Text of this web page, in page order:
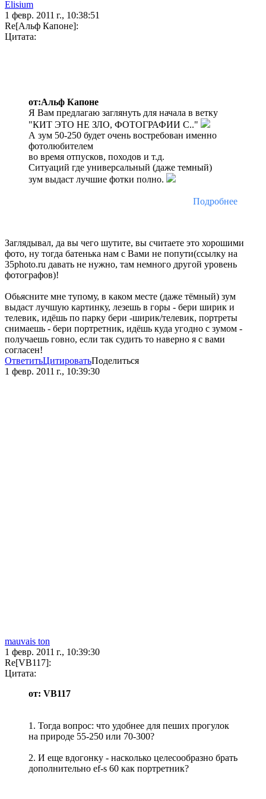
Elisium
1 февр. 2011 г., 10:38:51
Re[Альф Капоне]:
Цитата:
от:Альф Капоне
Я Вам предлагаю заглянуть для начала в ветку
"КИТ ЭТО НЕ ЗЛО, ФОТОГРАФИИ С.."
А зум 50-250 будет очень востребован именно
фотолюбителем
во время отпусков, походов и т.д.
Ситуаций где универсальный (даже темный)
зум выдаст лучшие фотки полно.
Подробнее
Заглядывал, да вы чего шутите, вы считаете это хорошими
фото, ну тогда батенька нам с Вами не попути(ссылку на
35photo.ru давать не нужно, там немного другой уровень
фотографов)!
Обьясните мне тупому, в каком месте (даже тёмный) зум
выдаст лучшую картинку, лезешь в горы - бери ширик и
телевик, идёшь по парку бери -ширик/телевик, портреты
снимаешь - бери портретник, идёшь куда угодно с зумом -
получаешь говно, если так судить то наверно я с вами
согласен!
ОтветитьЦитироватьПоделиться
1 февр. 2011 г., 10:39:30
mauvais ton
1 февр. 2011 г., 10:39:30
Re[VB117]:
Цитата:
от: VB117
1. Тогда вопрос: что удобнее для пеших прогулок
на природе 55-250 или 70-300?
2. И еще вдогонку - насколько целесообразно брать
дополнительно ef-s 60 как портретник?